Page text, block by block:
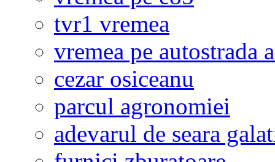
tvr1 vremea
vremea pe autostrada
cezar osiceanu
parcul agronomiei
adevarul de seara